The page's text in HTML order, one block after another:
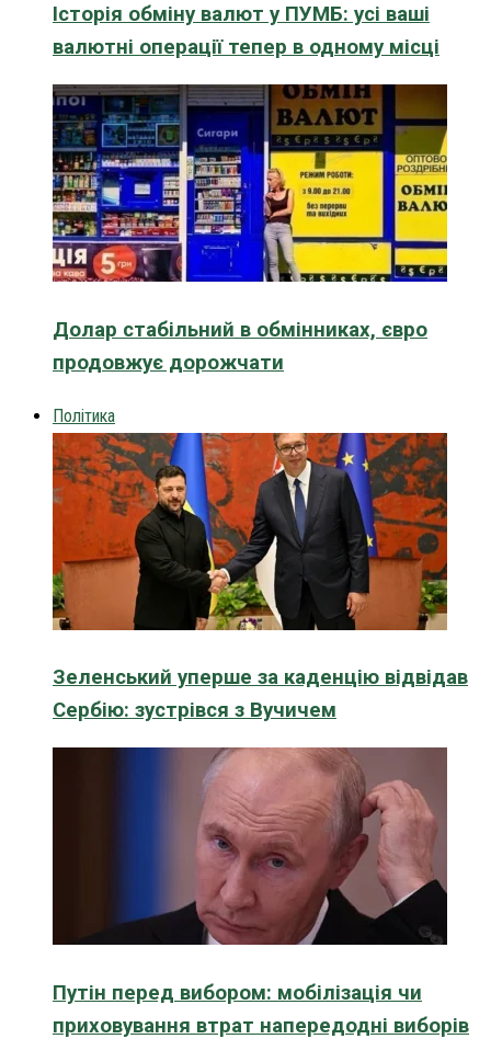
Історія обміну валют у ПУМБ: усі ваші
валютні операції тепер в одному місці
Долар стабільний в обмінниках, євро
продовжує дорожчати
Політика
Зеленський уперше за каденцію відвідав
Сербію: зустрівся з Вучичем
Путін перед вибором: мобілізація чи
приховування втрат напередодні виборів